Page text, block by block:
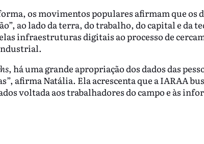
os movimentos populares afirmam que os
ao lado da terra, do trabalho, do capital e da
infraestruturas digitais ao processo de
, há uma grande apropriação dos dados das
afirma Natália. Ela acrescenta que a IARAA
voltada aos trabalhadores do campo e às